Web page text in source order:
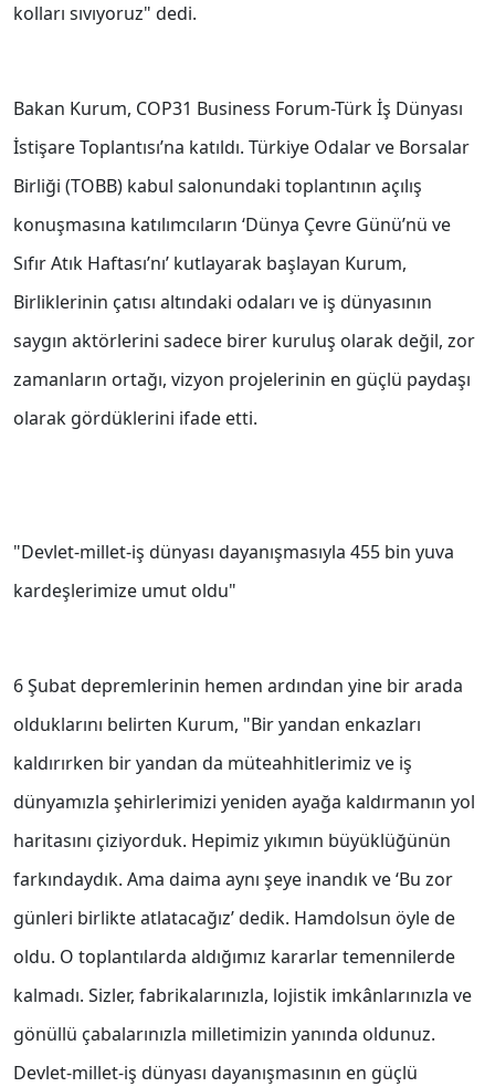
kolları sıvıyoruz" dedi.
Bakan Kurum, COP31 Business Forum-Türk İş Dünyası
İstişare Toplantısı’na katıldı. Türkiye Odalar ve Borsalar
Birliği (TOBB) kabul salonundaki toplantının açılış
konuşmasına katılımcıların ‘Dünya Çevre Günü’nü ve
Sıfır Atık Haftası’nı’ kutlayarak başlayan Kurum,
Birliklerinin çatısı altındaki odaları ve iş dünyasının
saygın aktörlerini sadece birer kuruluş olarak değil, zor
zamanların ortağı, vizyon projelerinin en güçlü paydaşı
olarak gördüklerini ifade etti.
"Devlet-millet-iş dünyası dayanışmasıyla 455 bin yuva
kardeşlerimize umut oldu"
6 Şubat depremlerinin hemen ardından yine bir arada
olduklarını belirten Kurum, "Bir yandan enkazları
kaldırırken bir yandan da müteahhitlerimiz ve iş
dünyamızla şehirlerimizi yeniden ayağa kaldırmanın yol
haritasını çiziyorduk. Hepimiz yıkımın büyüklüğünün
farkındaydık. Ama daima aynı şeye inandık ve ‘Bu zor
günleri birlikte atlatacağız’ dedik. Hamdolsun öyle de
oldu. O toplantılarda aldığımız kararlar temennilerde
kalmadı. Sizler, fabrikalarınızla, lojistik imkânlarınızla ve
gönüllü çabalarınızla milletimizin yanında oldunuz.
Devlet-millet-iş dünyası dayanışmasının en güçlü